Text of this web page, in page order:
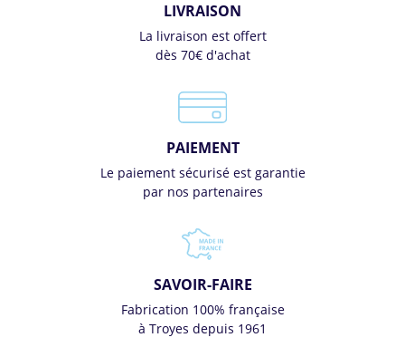
LIVRAISON
La livraison est offert
dès 70€ d'achat
PAIEMENT
Le paiement sécurisé est garantie
par nos partenaires
SAVOIR-FAIRE
Fabrication 100% française
à Troyes depuis 1961